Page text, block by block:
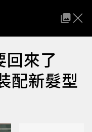
回來了
配新髮型